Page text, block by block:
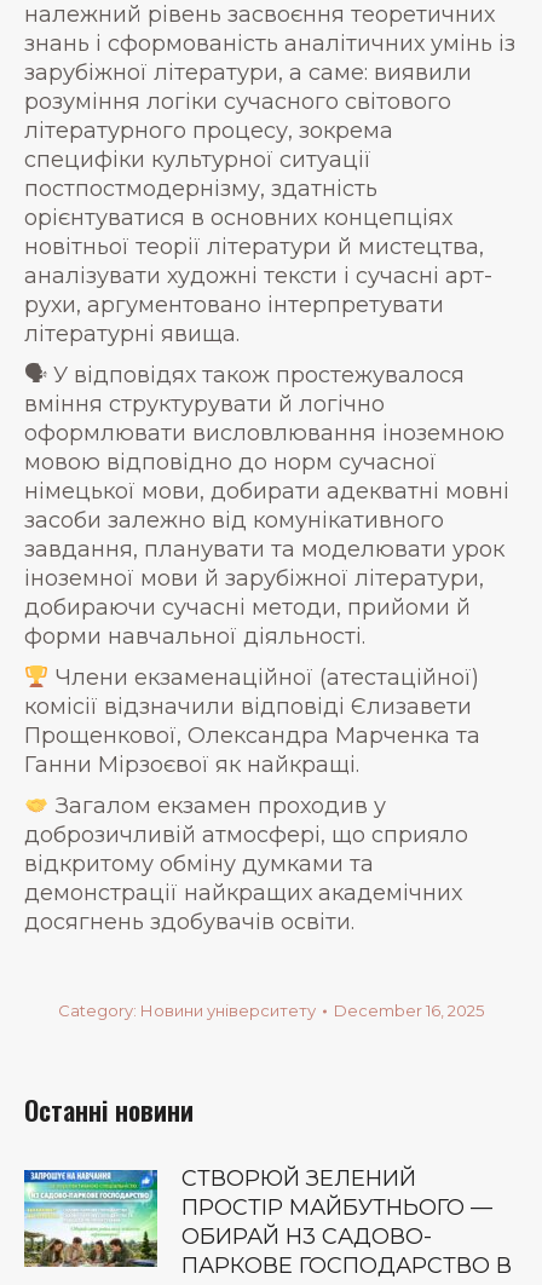
належний рівень засвоєння теоретичних
знань і сформованість аналітичних умінь із
зарубіжної літератури, а саме: виявили
розуміння логіки сучасного світового
літературного процесу, зокрема
специфіки культурної ситуації
постпостмодернізму, здатність
орієнтуватися в основних концепціях
новітньої теорії літератури й мистецтва,
аналізувати художні тексти і сучасні арт-
рухи, аргументовано інтерпретувати
літературні явища.
🗣 У відповідях також простежувалося
вміння структурувати й логічно
оформлювати висловлювання іноземною
мовою відповідно до норм сучасної
німецької мови, добирати адекватні мовні
засоби залежно від комунікативного
завдання, планувати та моделювати урок
іноземної мови й зарубіжної літератури,
добираючи сучасні методи, прийоми й
форми навчальної діяльності.
Члени екзаменаційної (атестаційної)
комісії відзначили відповіді Єлизавети
Прощенкової, Олександра Марченка та
Ганни Мірзоєвої як найкращі.
Загалом екзамен проходив у
доброзичливій атмосфері, що сприяло
відкритому обміну думками та
демонстрації найкращих академічних
досягнень здобувачів освіти.
Category: Новини університету December 16, 2025
Останні новини
СТВОРЮЙ ЗЕЛЕНИЙ
ПРОСТІР МАЙБУТНЬОГО —
ОБИРАЙ Н3 САДОВО-
ПАРКОВЕ ГОСПОДАРСТВО В